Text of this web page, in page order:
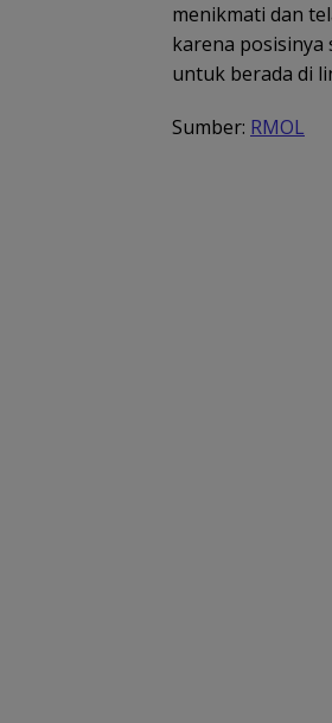
menikmati dan
karena posisinya
untuk berada di
Sumber: RMOL